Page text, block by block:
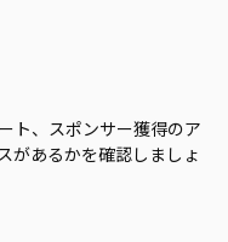
ト、スポンサー獲得のア
があるかを確認しましょ